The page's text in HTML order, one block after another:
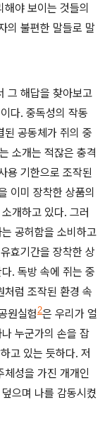
야 보이는 것들의
의 불편한 말들로 말
그 해답을 찾아보고
다. 중독성의 작동
된 공동체가 쥐의 중
소개는 적잖은 충격
용 기한으로 조작된
이미 장착한 상품의
개하고 있다. 그러
공허함을 소비하고
효기간을 장착한 상
. 독방 속에 쥐는 중
처럼 조작된 환경 속
원실험 2은 우리가 얼
누군가의 손을 잡
고 있는 듯하다. 저
성을 가진 개개인
으며 나를 감동시켰